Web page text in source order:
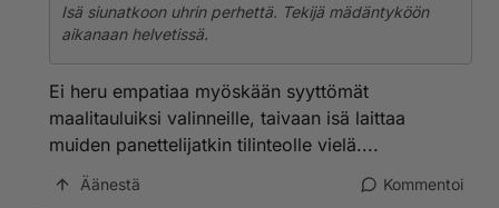
Isä siunatkoon uhrin perhettä. Tekijä mädäntyköön
aikanaan helvetissä.
Ei heru empatiaa myöskään syyttömät
maalitauluiksi valinneille, taivaan isä laittaa
muiden panettelijatkin tilinteolle vielä....
Äänestä Kommentoi